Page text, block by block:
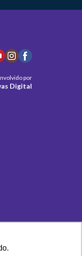
por
Digital